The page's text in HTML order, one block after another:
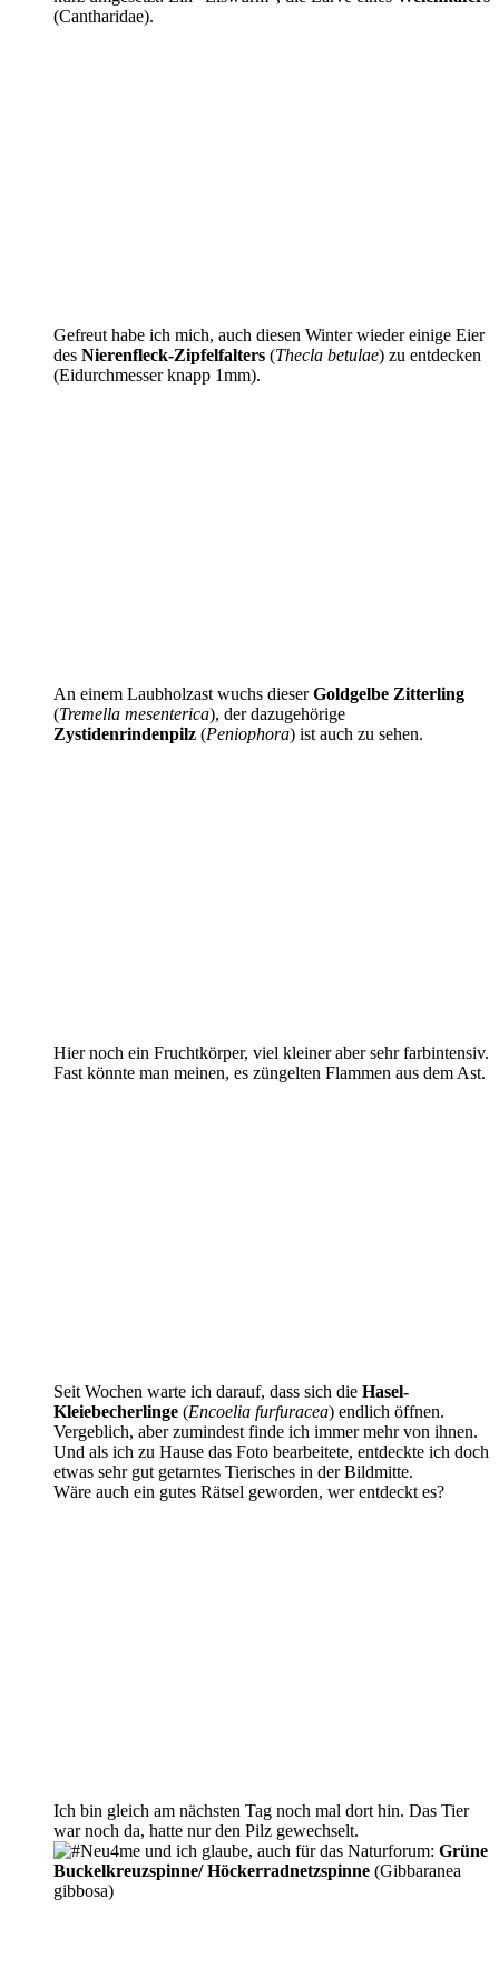
(Cantharidae).
Gefreut habe ich mich, auch diesen Winter wieder einige Eier
des Nierenfleck-Zipfelfalters (Thecla betulae) zu entdecken
(Eidurchmesser knapp 1mm).
An einem Laubholzast wuchs dieserGoldgelbe Zitterling
(Tremella mesenterica), der dazugehörige
Zystidenrindenpilz (Peniophora) ist auch zu sehen.
Hier noch ein Fruchtkörper, viel kleiner aber sehr farbintensiv.
Fast könnte man meinen, es züngelten Flammen aus dem Ast.
Seit Wochen warte ich darauf, dass sich die Hasel-
Kleiebecherlinge (Encoelia furfuracea) endlich öffnen.
Vergeblich, aber zumindest finde ich immer mehr von ihnen.
Und als ich zu Hause das Foto bearbeitete, entdeckte ich doch
etwas sehr gut getarntes Tierisches in der Bildmitte.
Wäre auch ein gutes Rätsel geworden, wer entdeckt es?
Ich bin gleich am nächsten Tag noch mal dort hin. Das Tier
war noch da, hatte nur den Pilz gewechselt.
und ich glaube, auch für das Naturforum: Grüne
Buckelkreuzspinne/ Höckerradnetzspinne (Gibbaranea
gibbosa)